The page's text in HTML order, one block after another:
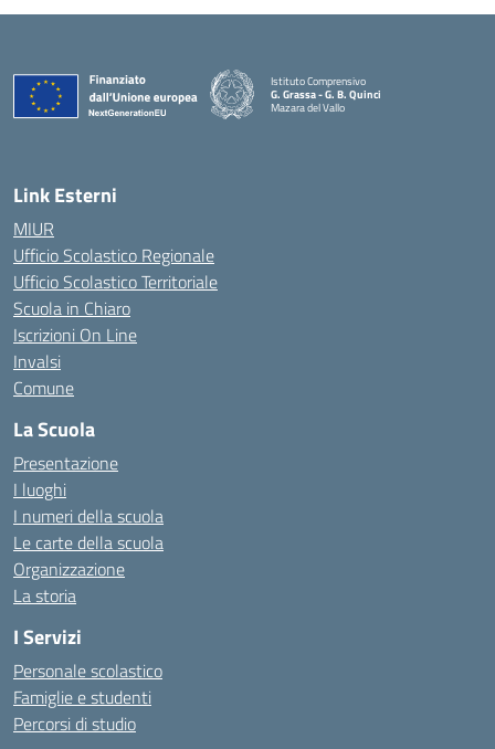
Istituto Comprensivo
G. Grassa - G. B. Quinci
Mazara del Vallo
Link Esterni
MIUR
Ufficio Scolastico Regionale
Ufficio Scolastico Territoriale
Scuola in Chiaro
Iscrizioni On Line
Invalsi
Comune
La Scuola
Presentazione
I luoghi
I numeri della scuola
Le carte della scuola
Organizzazione
La storia
I Servizi
Personale scolastico
Famiglie e studenti
Percorsi di studio